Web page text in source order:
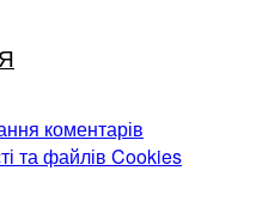
коментарів
та файлів Cookies